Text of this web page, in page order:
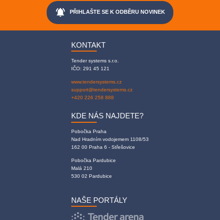
notifications_active PŘIHLAŠTE SE K ODBĚRU NOVINEK
KONTAKT
Tender systems s.r.o.
IČO: 291 45 121
www.tendersystems.cz
support@tendersystems.cz
+420 226 258 888
KDE NÁS NAJDETE?
Pobočka Praha
Nad Hradním vodojemem 1108/53
162 00 Praha 6 - Střešovice
Pobočka Pardubice
Malá 210
530 02 Pardubice
NAŠE PORTÁLY